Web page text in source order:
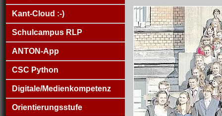
Kant-Cloud :-)
Schulcampus RLP
ANTON-App
CSC Python
Digitale/Medienkompetenz
Orientierungsstufe